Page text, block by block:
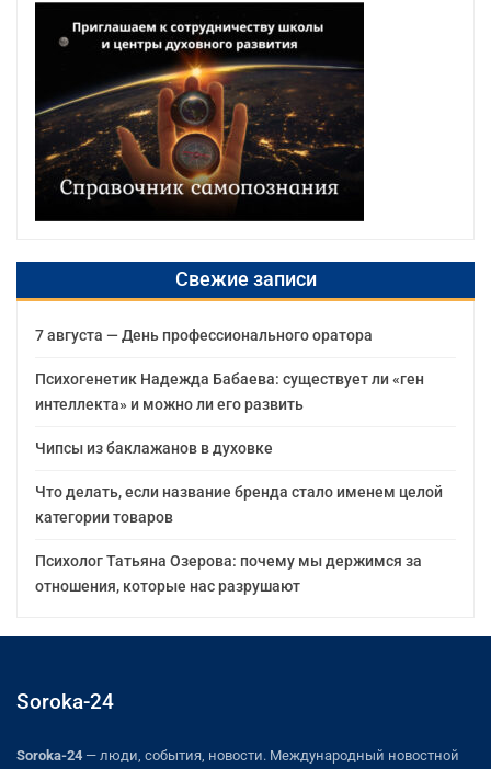
Свежие записи
7 августа — День профессионального оратора
Психогенетик Надежда Бабаева: существует ли «ген
интеллекта» и можно ли его развить
Чипсы из баклажанов в духовке
Что делать, если название бренда стало именем целой
категории товаров
Психолог Татьяна Озерова: почему мы держимся за
отношения, которые нас разрушают
Soroka-24
Soroka-24 — люди, события, новости. Международный новостной